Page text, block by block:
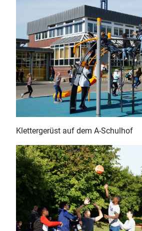
Klettergerüst auf dem A-Schulhof